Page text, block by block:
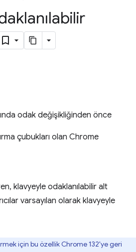
odak değişikliğinden önce
çubukları olan Chrome
klavyeyle odaklanılabilir alt
varsayılan olarak klavyeyle
için bu özellik Chrome 132'ye geri